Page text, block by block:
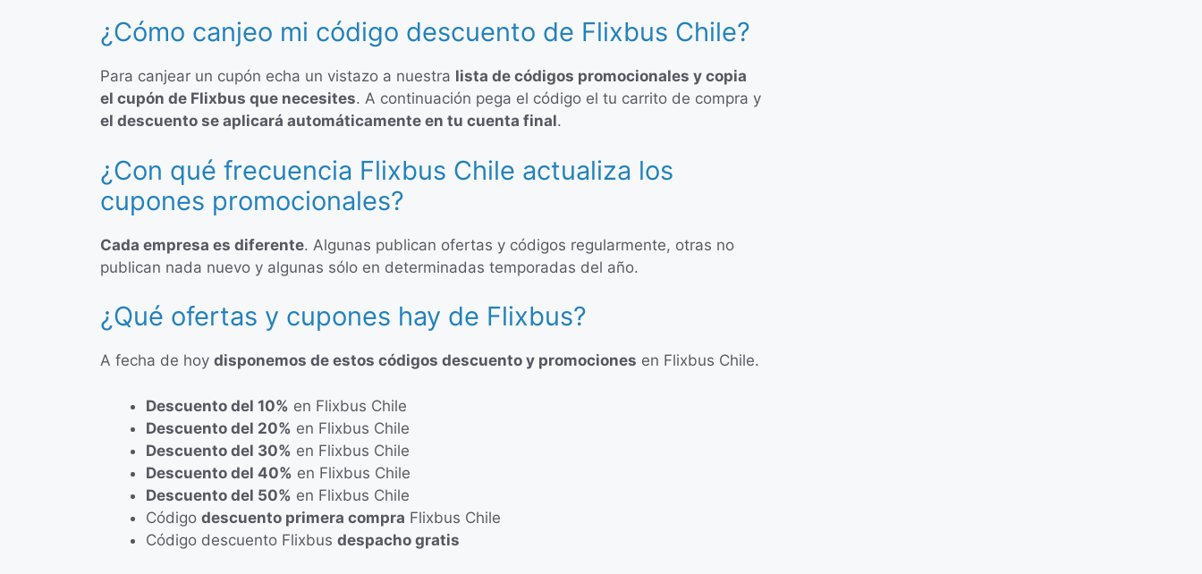
¿Cómo canjeo mi código descuento de Flixbus Chile?
Para canjear un cupón echa un vistazo a nuestra lista de códigos promocionales y copia
el cupón de Flixbus que necesites. A continuación pega el código el tu carrito de compra y
el descuento se aplicará automáticamente en tu cuenta final.
¿Con qué frecuencia Flixbus Chile actualiza los
cupones promocionales?
Cada empresa es diferente. Algunas publican ofertas y códigos regularmente, otras no
publican nada nuevo y algunas sólo en determinadas temporadas del año.
¿Qué ofertas y cupones hay de Flixbus?
A fecha de hoy disponemos de estos códigos descuento y promociones en Flixbus Chile.
Descuento del 10% en Flixbus Chile
Descuento del 20% en Flixbus Chile
Descuento del 30% en Flixbus Chile
Descuento del 40% en Flixbus Chile
Descuento del 50% en Flixbus Chile
Código descuento primera compra Flixbus Chile
Código descuento Flixbus despacho gratis